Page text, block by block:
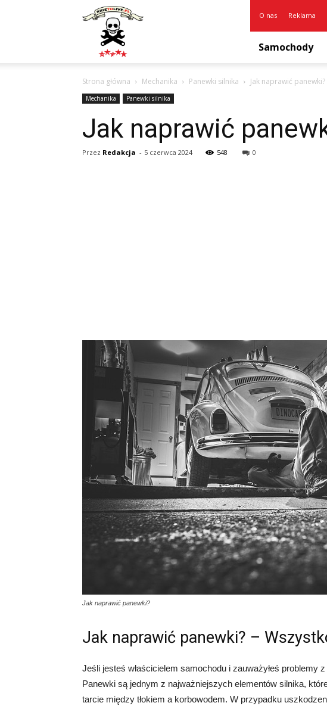
RideToLive.pl
O nas Reklama
Samochody
Strona główna Mechanika Panewki silnika Jak naprawić panewki?
Mechanika Panewki silnika
Jak naprawić
Przez Redakcja - 5 czerwca 2024 548 0
Jak naprawić panewki?
Jak naprawić panewki? –
Jeśli jesteś właścicielem samochodu i zauważyłeś problemy
Panewki są jednym z najważniejszych elementów silnika,
tarcie między tłokiem a korbowodem. W przypadku